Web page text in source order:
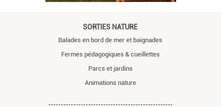
SORTIES NATURE
Balades en bord de mer et baignades
Fermes pédagogiques & cueillettes
Parcs et jardins
Animations nature